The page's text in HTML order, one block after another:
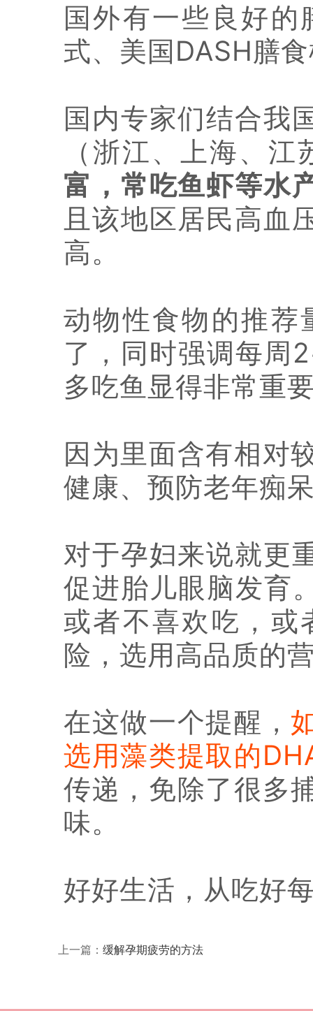
国外有一些良好
式、美国DASH膳
国内专家们结合我
（浙江、上海、
富，常吃鱼虾等水
且该地区居民高血
高。
动物性食物的推荐
了，同时强调每周
多吃鱼显得非常重
因为里面含有相对
健康、预防老年痴
对于孕妇来说就更
促进胎儿眼脑发育
或者不喜欢吃，或
险，选用高品质的
在这做一个提醒，
选用藻类提取的
传递，免除了很多
味。
好好生活，从吃好
上一篇： 缓解孕期疲劳的方法